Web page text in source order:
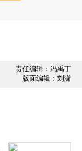
责任编辑：冯禹丁
版面编辑：刘潇